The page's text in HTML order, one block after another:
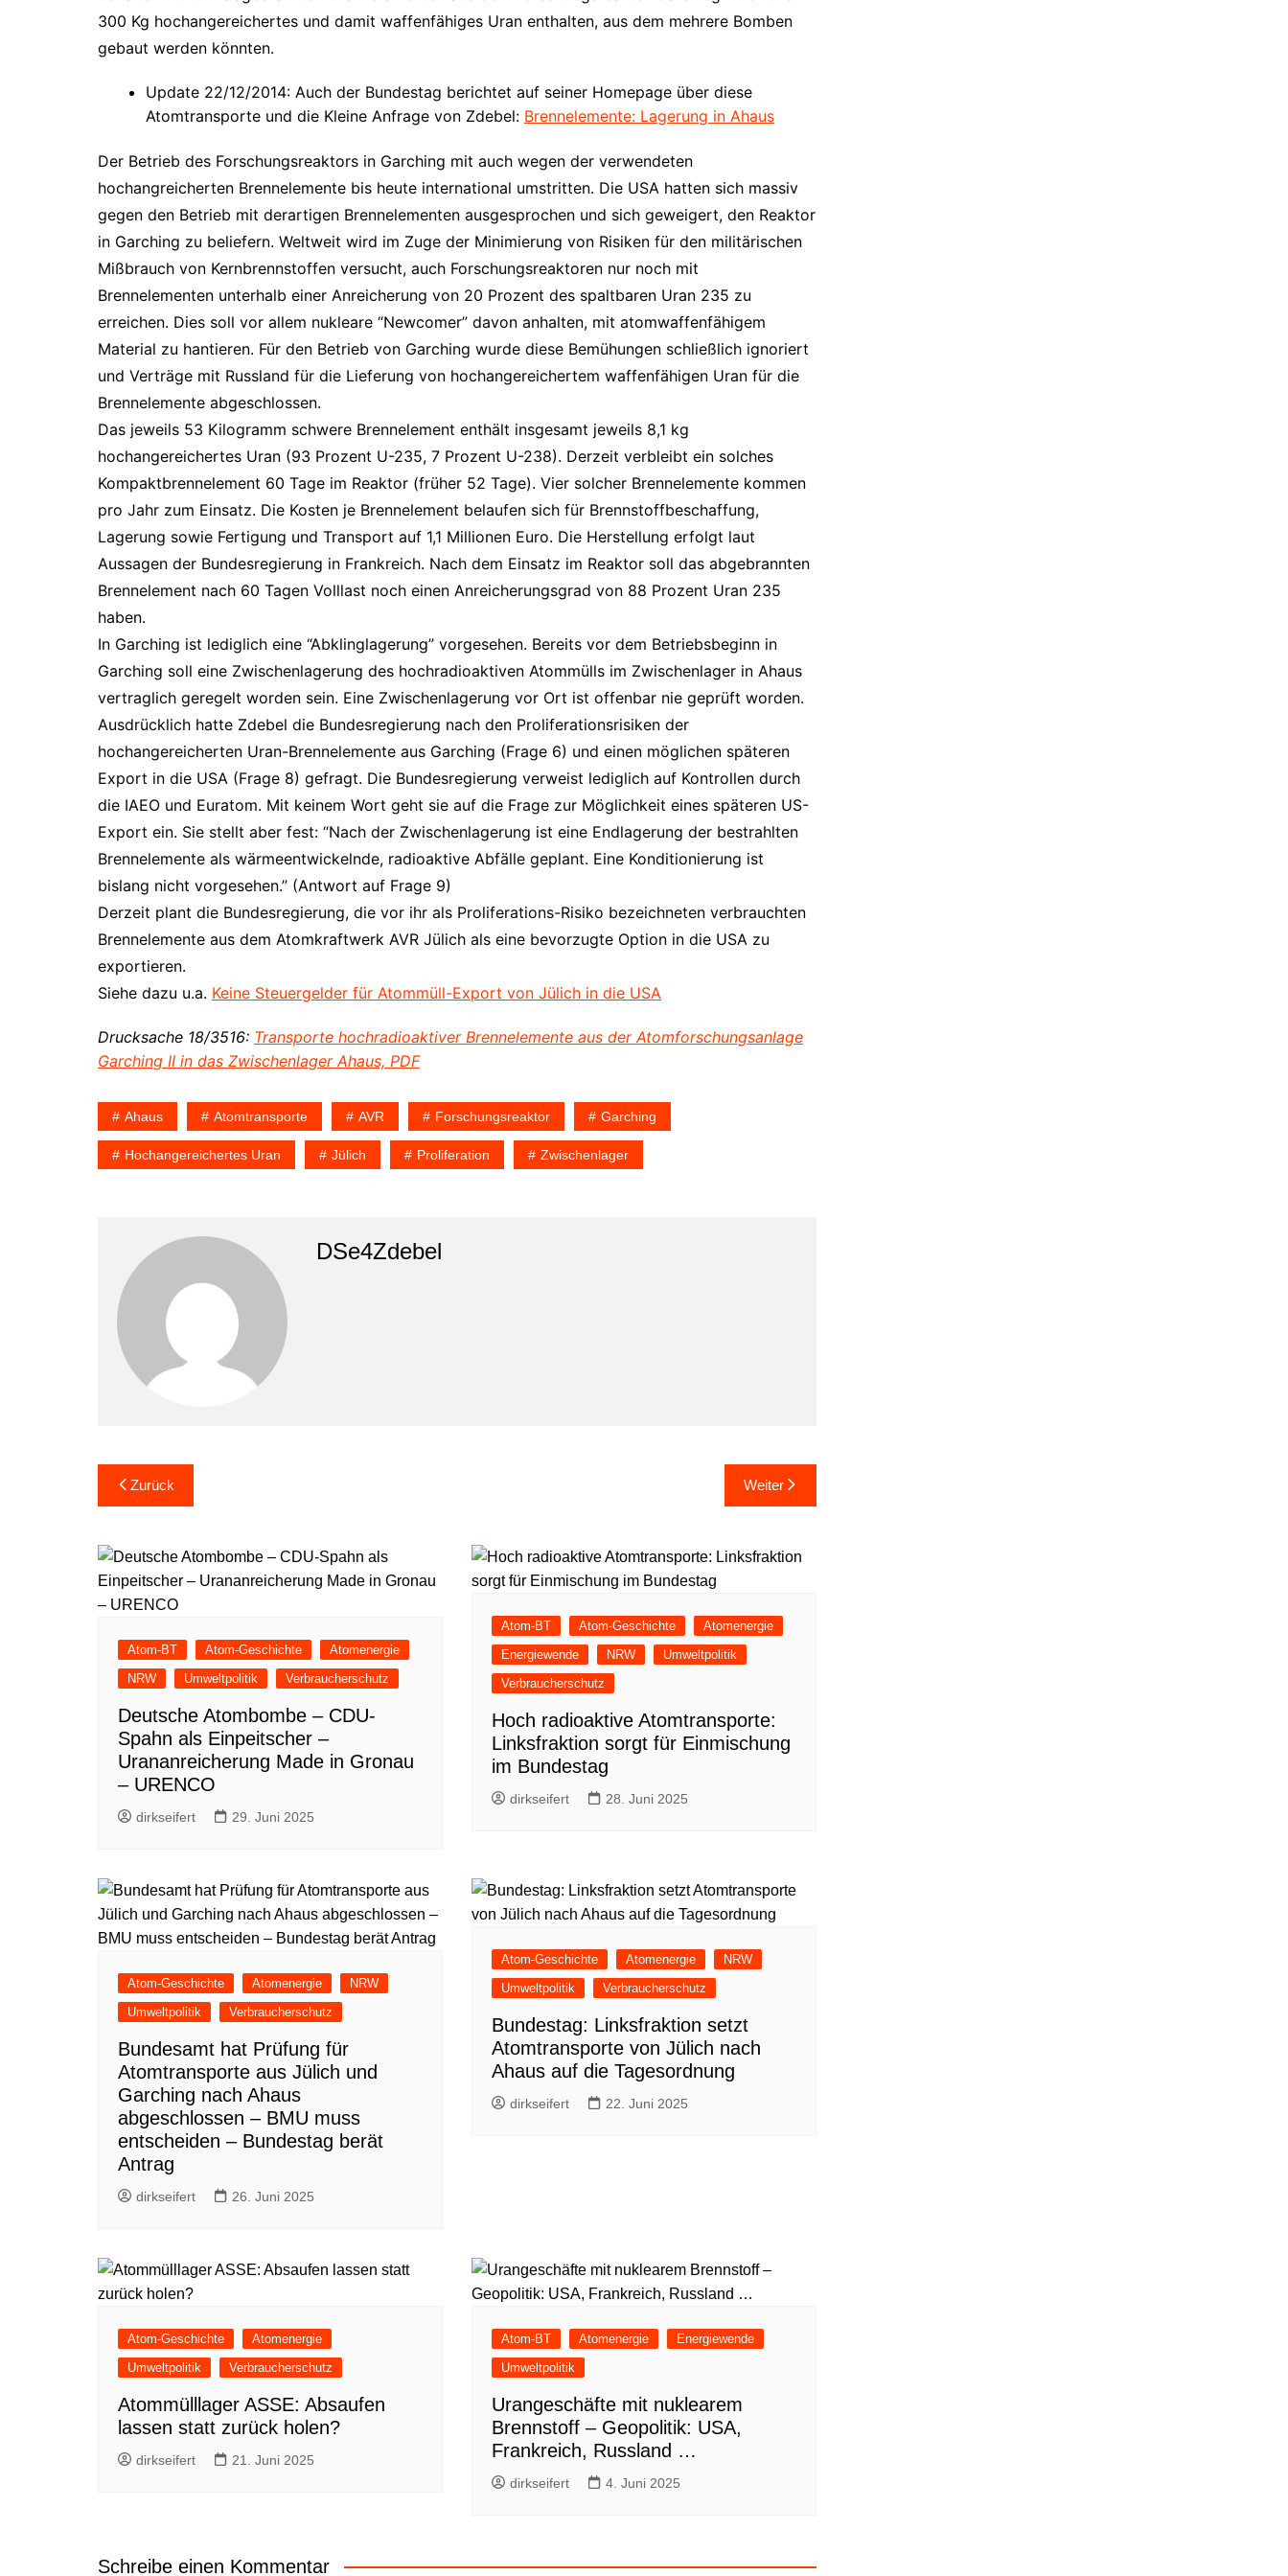
300 Kg hochangereichertes und damit waffenfähiges Uran enthalten, aus dem mehrere Bomben
gebaut werden könnten.
Update 22/12/2014: Auch der Bundestag berichtet auf seiner Homepage über diese
Atomtransporte und die Kleine Anfrage von Zdebel: Brennelemente: Lagerung in Ahaus
Der Betrieb des Forschungsreaktors in Garching mit auch wegen der verwendeten
hochangreicherten Brennelemente bis heute international umstritten. Die USA hatten sich massiv
gegen den Betrieb mit derartigen Brennelementen ausgesprochen und sich geweigert, den Reaktor
in Garching zu beliefern. Weltweit wird im Zuge der Minimierung von Risiken für den militärischen
Mißbrauch von Kernbrennstoffen versucht, auch Forschungsreaktoren nur noch mit
Brennelementen unterhalb einer Anreicherung von 20 Prozent des spaltbaren Uran 235 zu
erreichen. Dies soll vor allem nukleare “Newcomer” davon anhalten, mit atomwaffenfähigem
Material zu hantieren. Für den Betrieb von Garching wurde diese Bemühungen schließlich ignoriert
und Verträge mit Russland für die Lieferung von hochangereichertem waffenfähigen Uran für die
Brennelemente abgeschlossen.
Das jeweils 53 Kilogramm schwere Brennelement enthält insgesamt jeweils 8,1 kg
hochangereichertes Uran (93 Prozent U-235, 7 Prozent U-238). Derzeit verbleibt ein solches
Kompaktbrennelement 60 Tage im Reaktor (früher 52 Tage). Vier solcher Brennelemente kommen
pro Jahr zum Einsatz. Die Kosten je Brennelement belaufen sich für Brennstoffbeschaffung,
Lagerung sowie Fertigung und Transport auf 1,1 Millionen Euro. Die Herstellung erfolgt laut
Aussagen der Bundesregierung in Frankreich. Nach dem Einsatz im Reaktor soll das abgebrannten
Brennelement nach 60 Tagen Volllast noch einen Anreicherungsgrad von 88 Prozent Uran 235
haben.
In Garching ist lediglich eine “Abklinglagerung” vorgesehen. Bereits vor dem Betriebsbeginn in
Garching soll eine Zwischenlagerung des hochradioaktiven Atommülls im Zwischenlager in Ahaus
vertraglich geregelt worden sein. Eine Zwischenlagerung vor Ort ist offenbar nie geprüft worden.
Ausdrücklich hatte Zdebel die Bundesregierung nach den Proliferationsrisiken der
hochangereicherten Uran-Brennelemente aus Garching (Frage 6) und einen möglichen späteren
Export in die USA (Frage 8) gefragt. Die Bundesregierung verweist lediglich auf Kontrollen durch
die IAEO und Euratom. Mit keinem Wort geht sie auf die Frage zur Möglichkeit eines späteren US-
Export ein. Sie stellt aber fest: “Nach der Zwischenlagerung ist eine Endlagerung der bestrahlten
Brennelemente als wärmeentwickelnde, radioaktive Abfälle geplant. Eine Konditionierung ist
bislang nicht vorgesehen.” (Antwort auf Frage 9)
Derzeit plant die Bundesregierung, die vor ihr als Proliferations-Risiko bezeichneten verbrauchten
Brennelemente aus dem Atomkraftwerk AVR Jülich als eine bevorzugte Option in die USA zu
exportieren.
Siehe dazu u.a. Keine Steuergelder für Atommüll-Export von Jülich in die USA
Drucksache 18/3516: Transporte hochradioaktiver Brennelemente aus der Atomforschungsanlage
Garching II in das Zwischenlager Ahaus, PDF
Ahaus Atomtransporte AVR Forschungsreaktor Garching
Hochangereichertes Uran Jülich Proliferation Zwischenlager
DSe4Zdebel
Beitragsnavigation
Zurück Weiter
Atom-BT Atom-Geschichte
Atomenergie
NRW
Umweltpolitik Verbraucherschutz
Deutsche Atombombe – CDU-
Spahn als Einpeitscher –
Urananreicherung Made in Gronau
– URENCO
dirkseifert 29. Juni 2025
Atom-BT Atom-Geschichte
Atomenergie
Energiewende
NRW
Umweltpolitik
Verbraucherschutz
Hoch radioaktive Atomtransporte:
Linksfraktion sorgt für Einmischung
im Bundestag
dirkseifert 28. Juni 2025
Atom-Geschichte Atomenergie
NRW
Umweltpolitik
Verbraucherschutz
Bundesamt hat Prüfung für
Atomtransporte aus Jülich und
Garching nach Ahaus
abgeschlossen – BMU muss
entscheiden – Bundestag berät
Antrag
dirkseifert 26. Juni 2025
Atom-Geschichte Atomenergie
NRW
Umweltpolitik
Verbraucherschutz
Bundestag: Linksfraktion setzt
Atomtransporte von Jülich nach
Ahaus auf die Tagesordnung
dirkseifert 22. Juni 2025
Atom-Geschichte
Atomenergie
Umweltpolitik
Verbraucherschutz
Atommülllager ASSE: Absaufen
lassen statt zurück holen?
dirkseifert 21. Juni 2025
Atom-BT Atomenergie
Energiewende
Umweltpolitik
Urangeschäfte mit nuklearem
Brennstoff – Geopolitik: USA,
Frankreich, Russland …
dirkseifert 4. Juni 2025
Schreibe einen Kommentar